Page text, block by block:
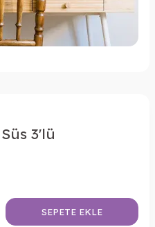
3'lü
SEPETE EKLE